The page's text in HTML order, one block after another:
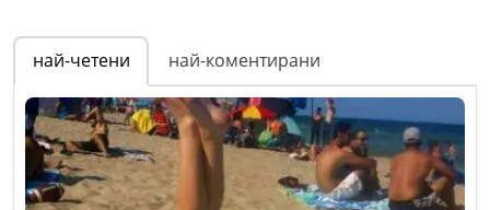
най-четени най-коментирани